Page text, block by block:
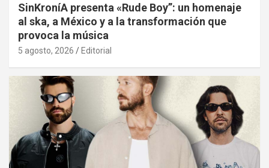
SinKroníA presenta «Rude Boy”: un homenaje
al ska, a México y a la transformación que
provoca la música
5 agosto, 2026 Editorial